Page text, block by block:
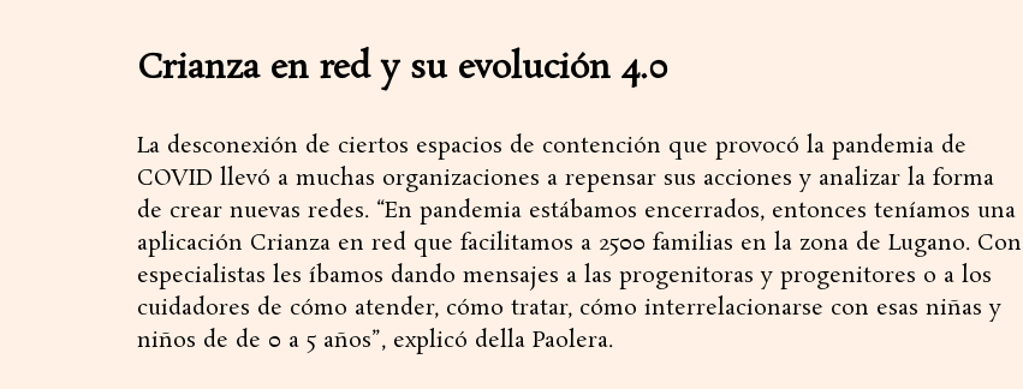
Crianza en red y su evolución 4.0
La desconexión de ciertos espacios de contención que provocó la pandemia de
COVID llevó a muchas organizaciones a repensar sus acciones y analizar la forma
de crear nuevas redes. “En pandemia estábamos encerrados, entonces teníamos una
aplicación Crianza en red que facilitamos a 2500 familias en la zona de Lugano. Con
especialistas les íbamos dando mensajes a las progenitoras y progenitores o a los
cuidadores de cómo atender, cómo tratar, cómo interrelacionarse con esas niñas y
niños de de 0 a 5 años”, explicó della Paolera.